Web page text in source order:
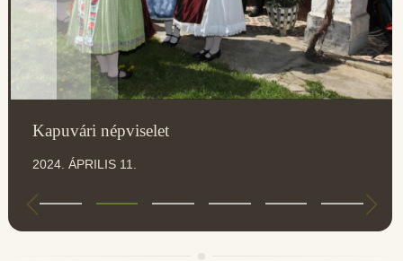
Kapuvári népviselet
2024. ÁPRILIS 11.